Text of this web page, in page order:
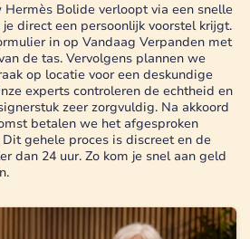
Hermès Bolide verloopt via een snelle
direct een persoonlijk voorstel krijgt.
in op Vandaag Verpanden met
de tas. Vervolgens plannen we
op locatie voor een deskundige
experts controleren de echtheid en
zeer zorgvuldig. Na akkoord
betalen we het afgesproken
gehele proces is discreet en de
dan 24 uur. Zo kom je snel aan geld